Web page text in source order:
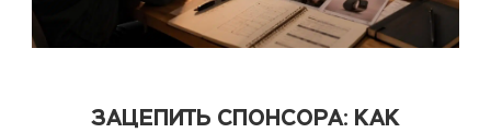
ЗАЦЕПИТЬ СПОНСОРА: КАК